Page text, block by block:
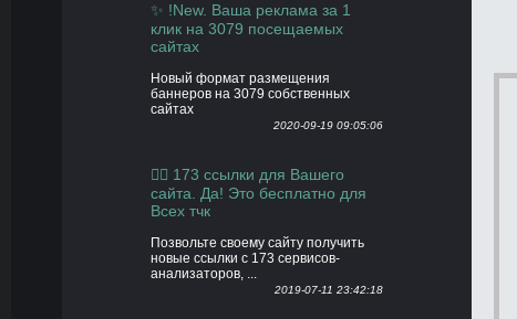
✨ !New. Ваша реклама за 1
клик на 3079 посещаемых
сайтах
Новый формат размещения
баннеров на 3079 собственных
сайтах
2020-09-19 09:05:06
👍🏻 173 ссылки для Вашего
сайта. Да! Это бесплатно для
Всех тчк
Позвольте своему сайту получить
новые ссылки с 173 сервисов-
анализаторов, ...
2019-07-11 23:42:18